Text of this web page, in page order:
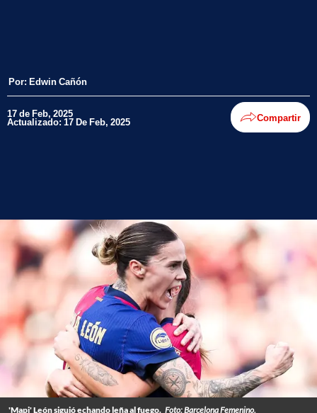
Por: Edwin Cañón
17 de Feb, 2025
Actualizado: 17 De Feb, 2025 Compartir
'Mapi' León siguió echando leña al fuego. Foto: Barcelona Femenino.